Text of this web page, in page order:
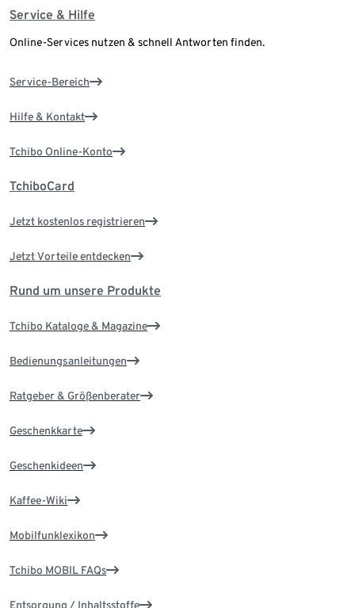
Service & Hilfe
Online-Services nutzen & schnell Antworten finden.
Service-Bereich
Hilfe & Kontakt
Tchibo Online-Konto
TchiboCard
Jetzt kostenlos registrieren
Jetzt Vorteile entdecken
Rund um unsere Produkte
Tchibo Kataloge & Magazine
Bedienungsanleitungen
Ratgeber & Größenberater
Geschenkkarte
Geschenkideen
Kaffee-Wiki
Mobilfunklexikon
Tchibo MOBIL FAQs
Entsorgung / Inhaltsstoffe